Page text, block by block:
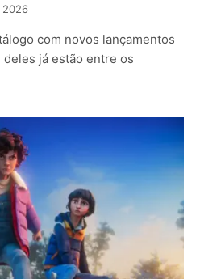
2026
com novos lançamentos
já estão entre os